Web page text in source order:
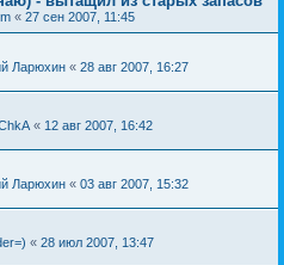
« 27 сен 2007, 11:45
Ларюхин « 28 авг 2007, 16:27
« 12 авг 2007, 16:42
Ларюхин « 03 авг 2007, 15:32
« 28 июл 2007, 13:47